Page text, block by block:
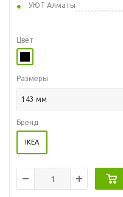
УЮТ Алматы
Цвет
Размеры
143 мм
Бренд
IKEA